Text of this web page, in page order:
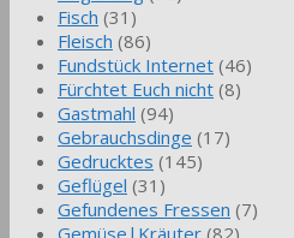
Fisch (31)
Fleisch (86)
Fundstück Internet (46)
Fürchtet Euch nicht (8)
Gastmahl (94)
Gebrauchsdinge (17)
Gedrucktes (145)
Geflügel (31)
Gefundenes Fressen (7)
Gemüse|Kräuter (82)